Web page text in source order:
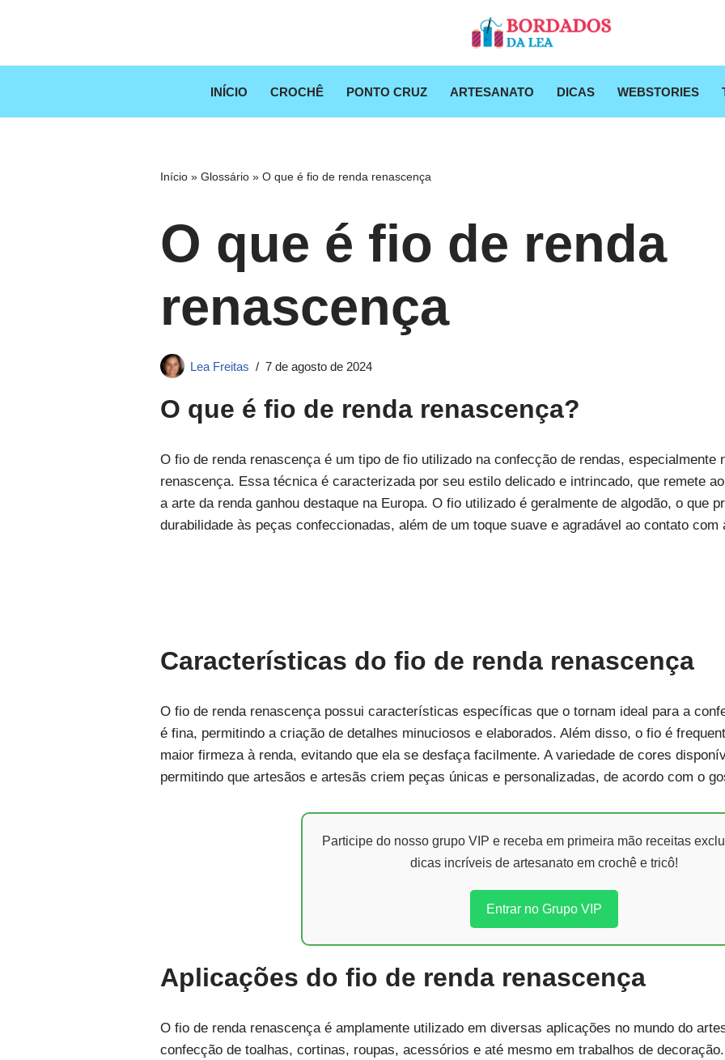
para
INÍCIO CROCHÊ PONTO CRUZ ARTESANATO DICAS WEBSTORIES
Início »Glossário »O que é fio de renda renascença
O que é fio de renda
renascença
Lea Freitas 7 de agosto de 2024
O que é fio de renda renascença?
O fio de renda renascença é um tipo de fio utilizado na confecção de rendas, especialmente
renascença. Essa técnica é caracterizada por seu estilo delicado e intrincado, que remete
a arte da renda ganhou destaque na Europa. O fio utilizado é geralmente de algodão, o que
durabilidade às peças confeccionadas, além de um toque suave e agradável ao contato com
Características do fio de renda renascença
O fio de renda renascença possui características específicas que o tornam ideal para a
é fina, permitindo a criação de detalhes minuciosos e elaborados. Além disso, o fio é
maior firmeza à renda, evitando que ela se desfaça facilmente. A variedade de cores
permitindo que artesãos e artesãs criem peças únicas e personalizadas, de acordo com o
Participe do nosso grupo VIP e receba em primeira mão receitas
dicas incríveis de artesanato em crochê e tricô!
Entrar no Grupo VIP
Aplicações do fio de renda renascença
O fio de renda renascença é amplamente utilizado em diversas aplicações no mundo do
confecção de toalhas, cortinas, roupas, acessórios e até mesmo em trabalhos de